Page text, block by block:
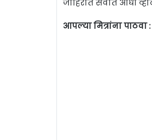
जाहिरात सर्वात आधी
आपल्या मित्रांना पाठवा :